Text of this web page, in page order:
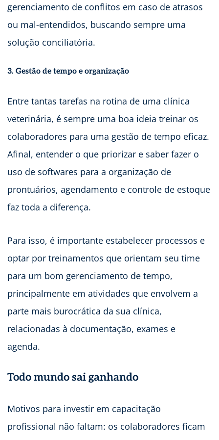
gerenciamento de conflitos em caso de atrasos
ou mal-entendidos, buscando sempre uma
solução conciliatória.
3. Gestão de tempo e organização
Entre tantas tarefas na rotina de uma clínica
veterinária, é sempre uma boa ideia treinar os
colaboradores para uma gestão de tempo eficaz.
Afinal, entender o que priorizar e saber fazer o
uso de softwares para a organização de
prontuários, agendamento e controle de estoque
faz toda a diferença.
Para isso, é importante estabelecer processos e
optar por treinamentos que orientam seu time
para um bom gerenciamento de tempo,
principalmente em atividades que envolvem a
parte mais burocrática da sua clínica,
relacionadas à documentação, exames e
agenda.
Todo mundo sai ganhando
Motivos para investir em capacitação
profissional não faltam: os colaboradores ficam